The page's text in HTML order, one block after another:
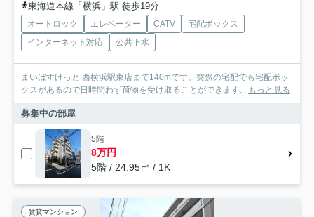
東海道本線「横浜」駅 徒歩19分
オートロック エレベーター CATV
宅配ボックス
インターネット対応
公共下水
まいばすけっと 西横浜駅東店まで140mです。突然の宅配でも宅配ボッ
クスがあるので日時問わず荷物を受け取ることができます... もっと見る
募集中の部屋
5階
8万円
5階 / 24.95㎡ / 1K
賃貸マンション